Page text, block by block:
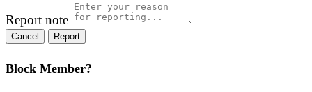
Report note
Report
Block Member?